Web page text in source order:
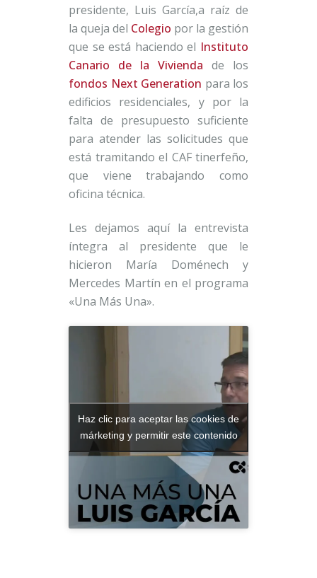
presidente, Luis García,a raíz de
la queja del Colegio por la gestión
que se está haciendo el Instituto
Canario de la Vivienda de los
fondos Next Generation para los
edificios residenciales, y por la
falta de presupuesto suficiente
para atender las solicitudes que
está tramitando el CAF tinerfeño,
que viene trabajando como
oficina técnica.
Les dejamos aquí la entrevista
íntegra al presidente que le
hicieron María Doménech y
Mercedes Martín en el programa
«Una Más Una».
Haz clic para aceptar las cookies de
márketing y permitir este contenido